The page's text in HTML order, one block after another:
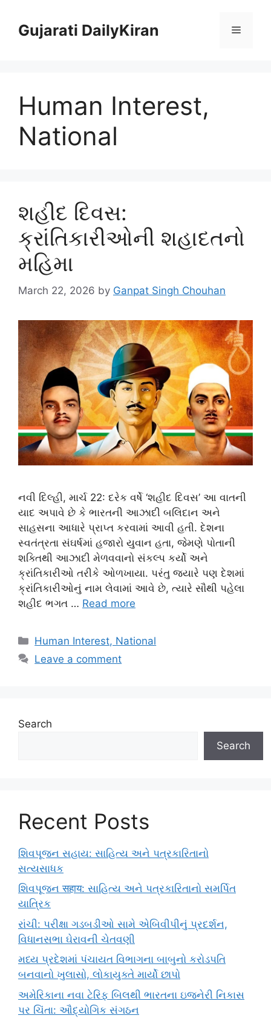
contentGujarati DailyKiran Menu
Human Interest,
National
શહીદ દિવસ:
ક્રાંતિકારીઓની શહાદતનો
મહિમા
March 22, 2026 by Ganpat Singh Chouhan
નવી દિલ્હી, માર્ચ 22: દરેક વર્ષે ‘શહીદ દિવસ’ આ વાતની
યાદ અપાવે છે કે ભારતની આઝાદી બલિદાન અને
સાહસના આધારે પ્રાપ્ત કરવામાં આવી હતી. દેશના
સ્વતંત્રતા સંઘર્ષમાં હજારો યુવાન હતા, જેમણે પોતાની
શક્તિથી આઝાદી મેળવવાનો સંકલ્પ કર્યો અને
ક્રાંતિકારીઓ તરીકે ઓળખાયા. પરંતુ જ્યારે પણ દેશમાં
ક્રાંતિકારીઓનું નામ લેવામાં આવે છે, ત્યારે સૌથી પહેલા
શહીદ ભગત … Read more
Categories
Human Interest, National
Leave a comment
Search
Search
Recent Posts
શિવપૂજન સહાય: સાહિત્ય અને પત્રકારિતાનો
સત્યસાધક
શિવપૂજન सहाय: સાહિત્ય અને પત્રકારિતાનો સમર્પિત
યાત્રિક
રાંચી: પરીક્ષા ગડબડીઓ સામે એબિવીપીનું પ્રદર્શન,
વિધાનસભા ઘેરાવની ચેતવણી
મધ્ય પ્રદેશમાં પંચાયત વિભાગના બાબુનો કરોડપતિ
બનવાનો ખુલાસો, લોકાયુક્તે માર્યો છાપો
અમેરિકાના નવા ટેરિફ બિલથી ભારતના ઇજનેરી નિકાસ
પર ચિંતા: ઔદ્યોગિક સંગઠન